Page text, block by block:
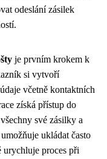
odeslání zásilek
je prvním krokem k
si vytvoří
včetně kontaktních
získá přístup do
své zásilky a
ukládat často
urychluje proces při